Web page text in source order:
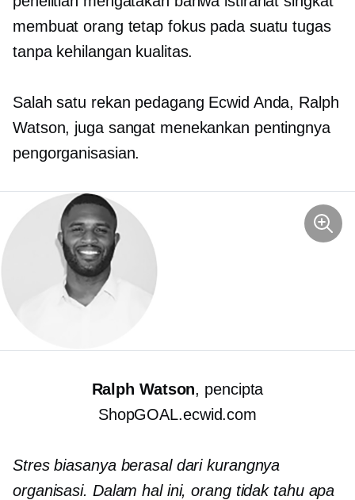
membuat orang tetap fokus pada suatu tugas
tanpa kehilangan kualitas.
Salah satu rekan pedagang Ecwid Anda, Ralph
Watson, juga sangat menekankan pentingnya
pengorganisasian.
Ralph Watson, pencipta
ShopGOAL.ecwid.com
Stres biasanya berasal dari kurangnya
organisasi. Dalam hal ini, orang tidak tahu apa